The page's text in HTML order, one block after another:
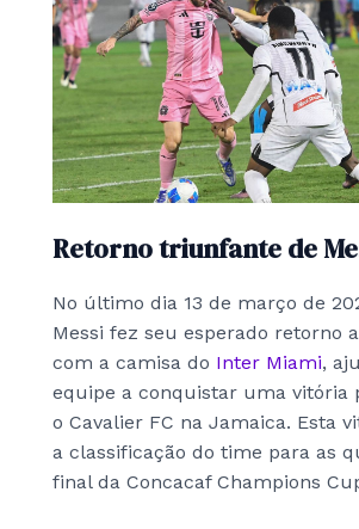
Retorno triunfante de
No último dia 13 de março de
Messi fez seu esperado retorno
com a camisa do Inter Miami,
equipe a conquistar uma vitória
o Cavalier FC na Jamaica. Esta
a classificação do time para as
final da Concacaf Champions